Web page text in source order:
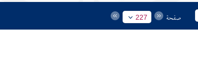
صفحة 227